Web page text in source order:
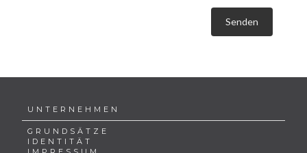
Senden
UNTERNEHMEN
GRUNDSÄTZE
IDENTITÄT